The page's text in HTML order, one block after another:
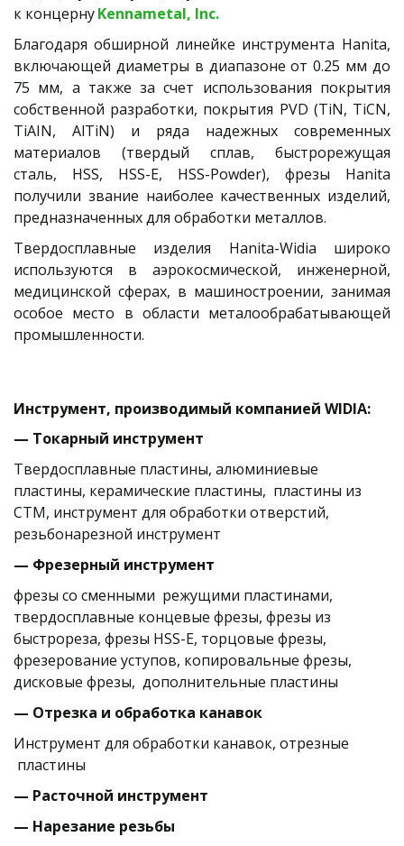
к концернуKennametal, Inc.
Благодаря обширной линейке инструмента Hanita,
включающей диаметры в диапазоне от 0.25 мм до
75 мм, а также за счет использования покрытия
собственной разработки, покрытия PVD (TiN, TiCN,
TiAIN, AlTiN) и ряда надежных современных
материалов (твердый сплав, быстрорежущая
сталь, HSS, HSS-E, HSS-Powder), фрезы Hanita
получили звание наиболее качественных изделий,
предназначенных для обработки металлов.
Твердосплавные изделия Hanita-Widia широко
используются в аэрокосмической, инженерной,
медицинской сферах, в машиностроении, занимая
особое место в области металообрабатывающей
промышленности.
Инструмент, производимый компанией WIDIA:
— Токарный инструмент
Твердосплавные пластины, алюминиевые
пластины, керамические пластины,  пластины из
СТМ, инструмент для обработки отверстий,
резьбонарезной инструмент
— Фрезерный инструмент
фрезы со сменными  режущими пластинами,
твердосплавные концевые фрезы, фрезы из
быстрореза, фрезы HSS-E, торцовые фрезы,
фрезерование уступов, копировальные фрезы,
дисковые фрезы,  дополнительные пластины
— Отрезка и обработка канавок
Инструмент для обработки канавок, отрезные
пластины
— Расточной инструмент
— Нарезание резьбы